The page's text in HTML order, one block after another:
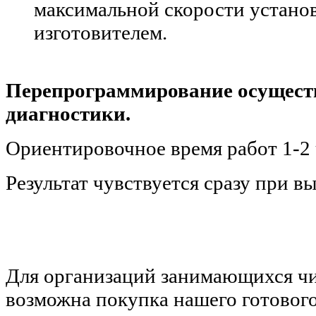
максимальной скорости
изготовителем.
Перепрограммирование
диагностики.
Ориентировочное время работ 1-2
Результат чувствуется сразу при
Для организаций занимающихся
возможна покупка нашего